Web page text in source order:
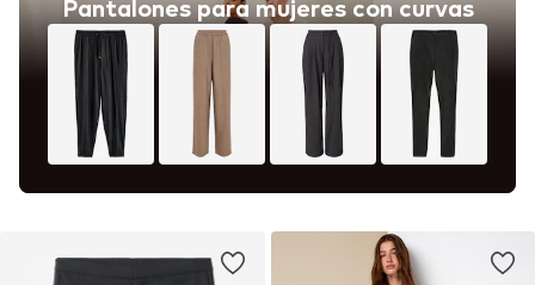
Pantalones para mujeres con curvas